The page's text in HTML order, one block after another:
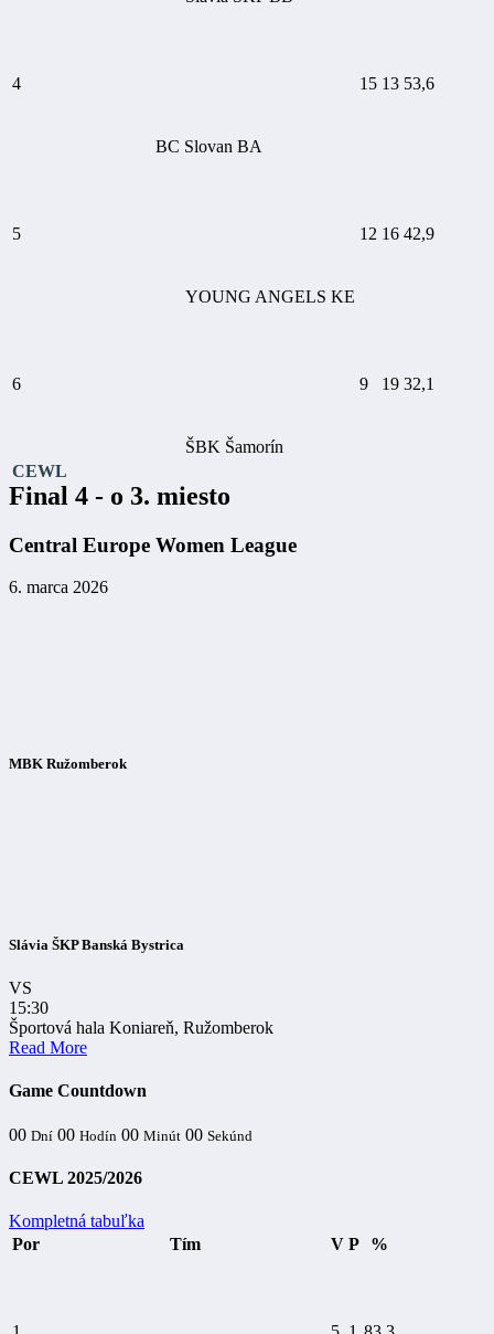
4
BC Slovan BA
15 13 53,6
5
YOUNG ANGELS KE
12 16 42,9
6
ŠBK Šamorín
9 19 32,1
CEWL
Final 4 - o 3. miesto
Central Europe Women League
6. marca 2026
MBK Ružomberok
Slávia ŠKP Banská Bystrica
VS
15:30
Športová hala Koniareň, Ružomberok
Read More
Game Countdown
00 Dní 00 Hodín 00 Minút 00 Sekúnd
CEWL 2025/2026
Kompletná tabuľka
Por
Tím V P %